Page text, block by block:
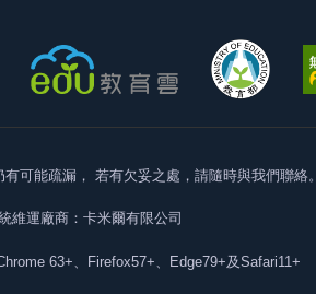
可能疏漏， 若有欠妥之處，請隨時與我們聯絡。
統維運廠商：卡米爾有限公司
63+、Firefox57+、Edge79+及Safari11+